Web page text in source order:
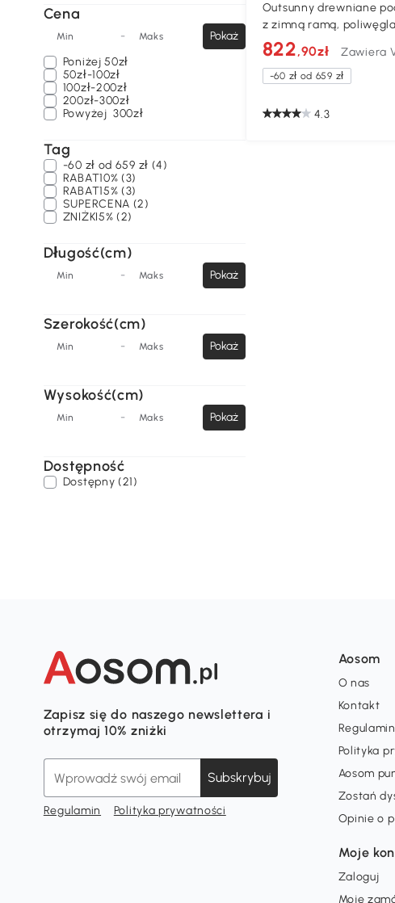
Cena
Min - Maks
Pokaż
Poniżej50zł
50zł-100zł
100zł-200zł
200zł-300zł
Powyżej300zł
Tag
-60 zł od 659 zł (4)
RABAT10% (3)
RABAT15% (3)
SUPERCENA (2)
ZNIŻKI5% (2)
Długość(cm)
Min - Maks Pokaż
Szerokość(cm)
Min - Maks Pokaż
Wysokość(cm)
Min - Maks Pokaż
Dostępność
Dostępny (21)
Outsunny drewniane
z zimną ramą,
822,90zł Zawiera
-60 zł od 659 zł
4.3
Zapisz się do naszego newslettera i
otrzymaj 10% zniżki
Subskrybuj
Regulamin Polityka prywatności
Aosom
O nas
Kontakt
Regulamin
Polityka
Aosom
Zostań
Opinie o
Moje
Zaloguj
Moje